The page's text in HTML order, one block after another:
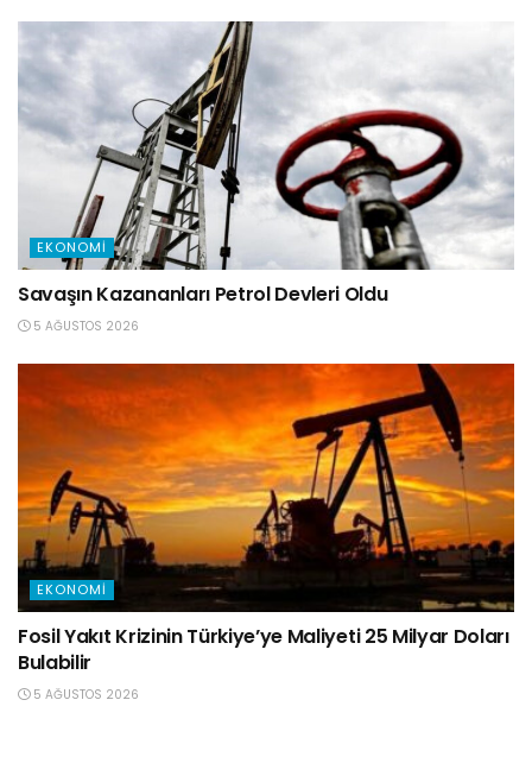
EKONOMI
Savaşın Kazananları Petrol Devleri Oldu
5 AĞUSTOS 2026
EKONOMI
Fosil Yakıt Krizinin Türkiye’ye Maliyeti 25 Milyar Doları
Bulabilir
5 AĞUSTOS 2026